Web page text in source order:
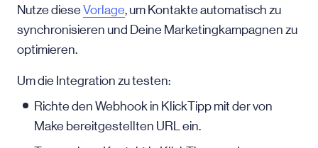
Nutze dieseVorlage, um Kontakte automatisch zu
synchronisieren und Deine Marketingkampagnen zu
optimieren.
Um die Integration zu testen:
Richte den Webhook in KlickTipp mit der von
Make bereitgestellten URL ein.